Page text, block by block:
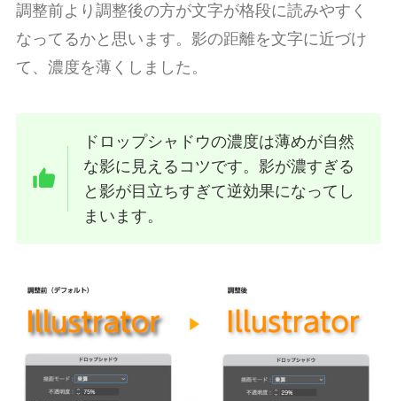
調整前より調整後の方が文字が格段に読みやすく
なってるかと思います。影の距離を文字に近づけ
て、濃度を薄くしました。
ドロップシャドウの濃度は薄めが自然
な影に見えるコツです。影が濃すぎる
と影が目立ちすぎて逆効果になってし
まいます。